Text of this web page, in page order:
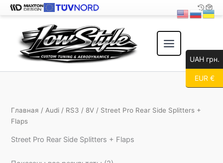
содержимому
Главная /Audi / RS3 / 8V / Street Pro Rear Side Splitters +
Flaps
Street Pro Rear Side Splitters + Flaps
UAH грн.
EUR €